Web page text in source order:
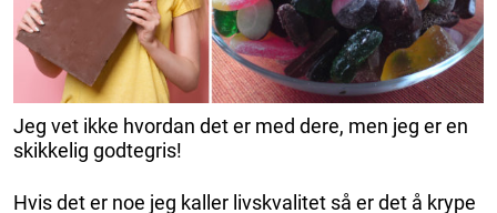
Jeg vet ikke hvordan det er med dere, men jeg er en
skikkelig godtegris!
Hvis det er noe jeg kaller livskvalitet så er det å krype